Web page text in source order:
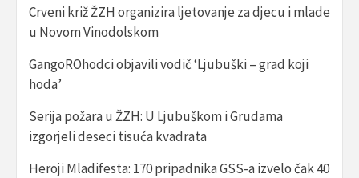
Crveni križ ŽZH organizira ljetovanje za djecu i mlade
u Novom Vinodolskom
GangoROhodci objavili vodič ‘Ljubuški – grad koji
hoda’
Serija požara u ŽZH: U Ljubuškom i Grudama
izgorjeli deseci tisuća kvadrata
Heroji Mladifesta: 170 pripadnika GSS-a izvelo čak 40